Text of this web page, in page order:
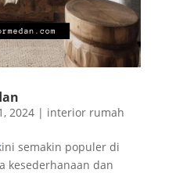
2024| interior rumah
semakin populer di
kesederhanaan dan